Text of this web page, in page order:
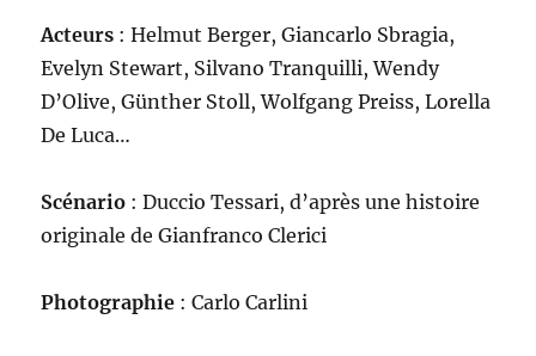
Acteurs : Helmut Berger, Giancarlo Sbragia,
Evelyn Stewart, Silvano Tranquilli, Wendy
D’Olive, Günther Stoll, Wolfgang Preiss, Lorella
De Luca…
Scénario : Duccio Tessari, d’après une histoire
originale de Gianfranco Clerici
Photographie : Carlo Carlini